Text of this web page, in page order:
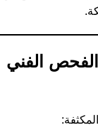
الفني